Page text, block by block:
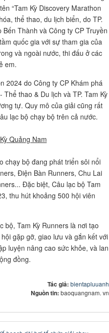
“Tam Kỳ Discovery Marathon
thể thao, du lịch biển, do TP.
Thành và Công ty CP Truyền
quốc gia với sự tham gia của
và ngoài nước, thi đấu ở các
em.
2024 do Công ty CP Khám phá
thao & Du lịch và TP. Tam Kỳ
tự. Quy mô của giải cũng rất
lạc bộ chạy bộ trên cả nước.
Quảng Nam
chạy bộ đang phát triển sôi nổi
Điện Bàn Runners, Chu Lai
Đặc biệt, Câu lạc bộ Tam
thu hút khoảng 500 hội viên
bộ, Tam Kỳ Runners là nơi tạo
gặp gỡ, giao lưu và gắn kết với
luyện nâng cao sức khỏe, và lan
đồng.
Tác giả:bientapluuanh
Nguồn tin:baoquangnam. vn